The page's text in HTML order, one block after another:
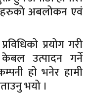
अबलोकन एवं
प्रयोग गरी
उत्पादन गर्ने
हो भनेर हामी
भयो ।